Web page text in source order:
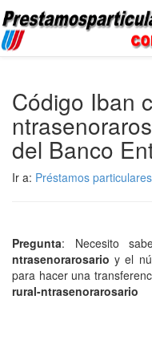
Código Iban
del Banco
Ir a: Préstamos particulares
Pregunta: Necesito
ntrasenorarosarioy el
para hacer una
rural-ntrasenorarosario